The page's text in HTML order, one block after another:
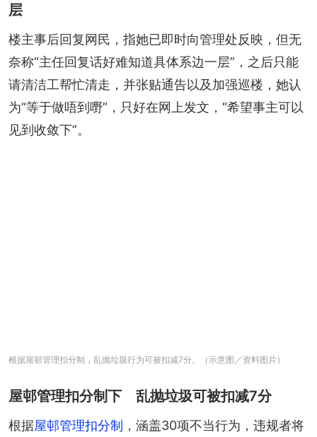
层
楼主事后回复网民，指她已即时向管理处反映，但无
奈称“主任回复话好难知道具体系边一层”，之后只能
请清洁工帮忙清走，并张贴通告以及加强巡楼，她认
为“等于做唔到嘢”，只好在网上发文，“希望事主可以
见到收敛下”。
根据屋邨管理扣分制，乱抛垃圾行为可被扣减7分。（示意图／资料图片）
屋邨管理扣分制下 乱抛垃圾可被扣减7分
根据屋邨管理扣分制
，涵盖30项不当行为，违规者将